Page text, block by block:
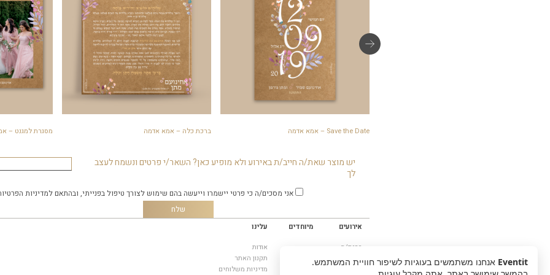
Save the Date – אמא אדמה ברכת כלה – אמא אדמה מסגרת למגנט –
יש מוצר שאת/ה חייב/ת באירוע ולא מופיע כאן? השאר/י פרטים ונשמח לעצב
לך
אני מסכים/ה כי פרטי יישמרו וייעשה בהם שימוש לצורך טיפול בפנייתי, ובהתאם למדיניות
אירועים
ברית/ה
בר מצווה
מיוחדים
עלינו
אודות
תקנון האתר
מדיניות משלוחים
Eventit אנחנו משתמשים בעוגיות לשיפור חוויית המשתמש.